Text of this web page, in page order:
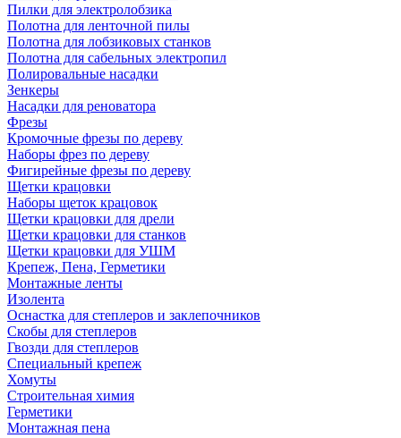
Пилки для электролобзика
Полотна для ленточной пилы
Полотна для лобзиковых станков
Полотна для сабельных электропил
Полировальные насадки
Зенкеры
Насадки для реноватора
Фрезы
Кромочные фрезы по дереву
Наборы фрез по дереву
Фигирейные фрезы по дереву
Щетки крацовки
Наборы щеток крацовок
Щетки крацовки для дрели
Щетки крацовки для станков
Щетки крацовки для УШМ
Крепеж, Пена, Герметики
Монтажные ленты
Изолента
Оснастка для степлеров и заклепочников
Скобы для степлеров
Гвозди для степлеров
Специальный крепеж
Хомуты
Строительная химия
Герметики
Монтажная пена